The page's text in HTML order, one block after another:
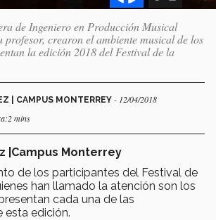
de Ingeniero en Producción Musical
crearon el ambiente musical de los
la edición 2018 del Festival de la
| CAMPUS MONTERREY - 12/04/2018
mins
|Campus Monterrey
de los participantes del Festival de
han llamado la atención son los
cada una de las
esta edición.